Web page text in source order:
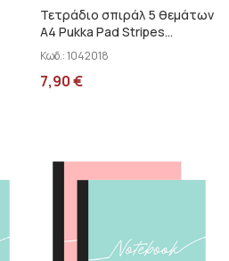
Τετράδιο σπιράλ 5 θεμάτων
Α4 Pukka Pad Stripes
PROBA4
Κωδ.:1042018
7,90€